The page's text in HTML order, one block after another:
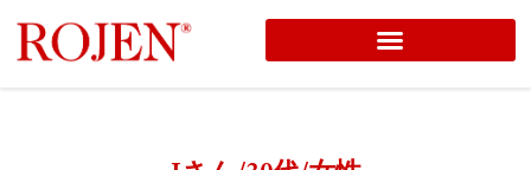
コ